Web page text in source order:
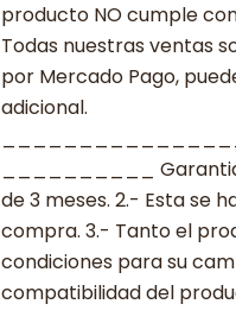
producto NO cumple
Todas nuestras ventas
por Mercado Pago,
adicional.
__________ Garantia
de 3 meses. 2.- Esta se
compra. 3.- Tanto el
condiciones para su
compatibilidad del